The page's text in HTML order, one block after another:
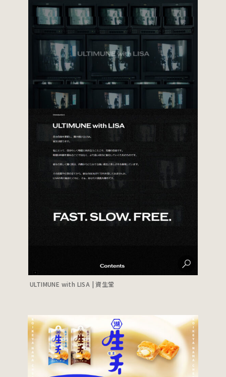
ULTIMUNE with LISA | 資生堂